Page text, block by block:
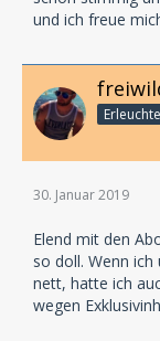
und ich freue
30. Januar 2019
Elend mit den
so doll. Wenn
nett, hatte ich
wegen